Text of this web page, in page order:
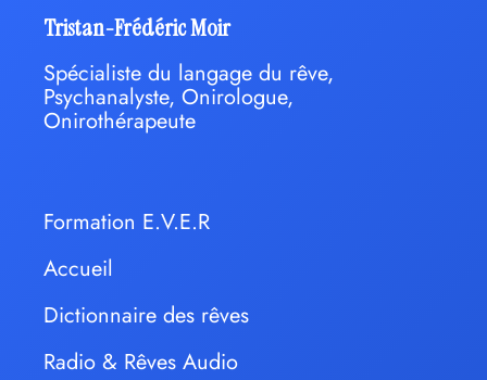
Tristan-Frédéric Moir
Spécialiste du langage du rêve,
Psychanalyste, Onirologue,
Onirothérapeute
Formation E.V.E.R
Accueil
Dictionnaire des rêves
Radio & Rêves Audio